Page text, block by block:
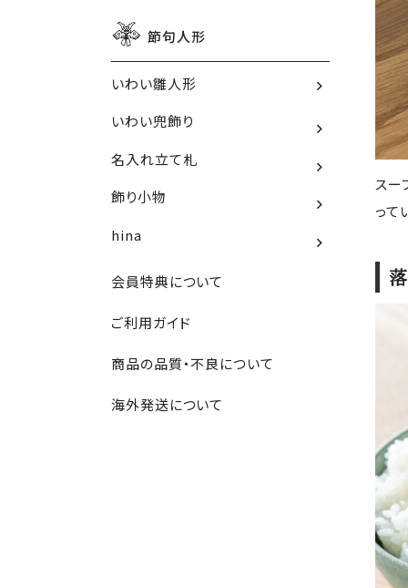
節句人形
いわい雛人形
いわい兜飾り
名入れ立て札
飾り小物
hina
会員特典について
ご利用ガイド
商品の品質・不良について
海外発送について
スー
って